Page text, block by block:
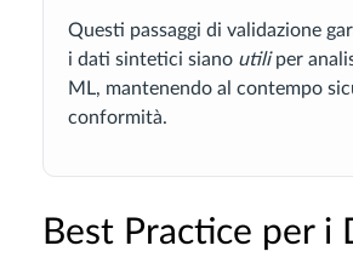
Questi passaggi di validazione
i dati sintetici siano utiliper
ML, mantenendo al contempo
conformità.
Best Practice per i